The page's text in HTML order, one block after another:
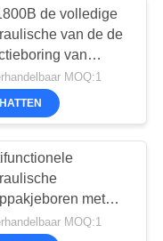
de volledige
van de de
van
van de de
Kruk
MOQ:1
met
Dieselmotor
MOQ:1